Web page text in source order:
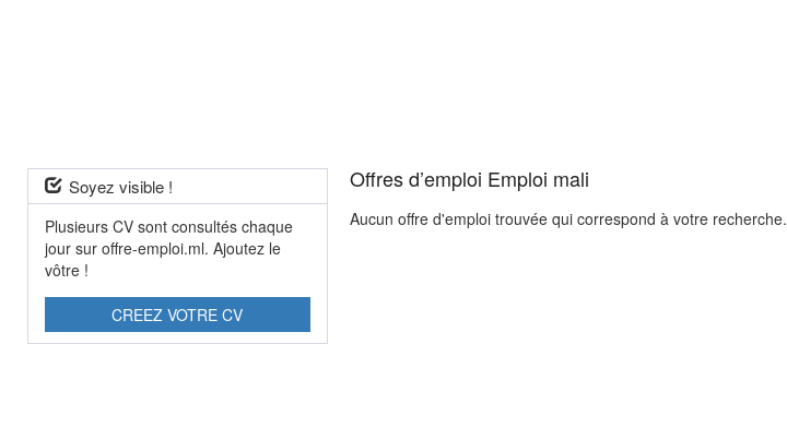
Soyez visible !
Plusieurs CV sont consultés chaque
jour sur offre-emploi.ml. Ajoutez le
vôtre !
CREEZ VOTRE CV
Offres d’emploi Emploi mali
Aucun offre d'emploi trouvée qui correspond à votre recherche.